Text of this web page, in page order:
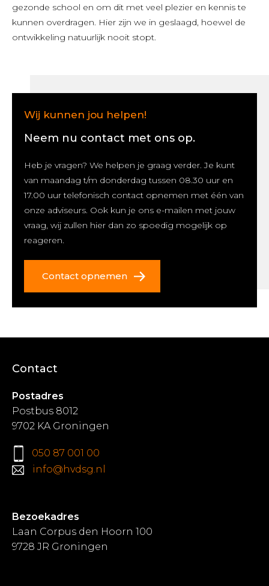
gezonde school en om dit met veel plezier en kennis te
kunnen overdragen. Hier zijn we in geslaagd, hoewel de
ontwikkeling natuurlijk nooit stopt.
Wij kunnen jou helpen!
Neem nu contact met ons op.
Heb je vragen? We helpen je graag verder. Je kunt
van maandag t/m donderdag tussen 08.30 uur en
17.00 uur telefonisch contact opnemen met één van
onze adviseurs. Ook kun je ons e-mailen met jouw
vraag, wij zullen hier dan zo spoedig mogelijk op
reageren.
Contact opnemen
Contact
Postadres
Postbus 8012
9702 KA Groningen
050 87 001 00
info@hvdsg.nl
Bezoekadres
Laan Corpus den Hoorn 100
9728 JR Groningen